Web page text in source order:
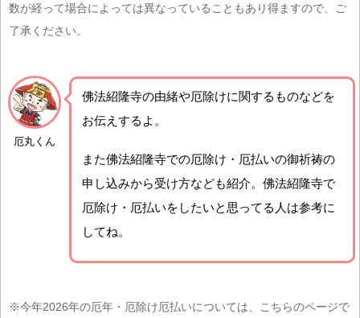
数が経って場合によっては異なっていることもあり得ますので、ご
了承ください。
厄丸くん
佛法紹隆寺の由緒や厄除けに関するものなどを
お伝えするよ。
また佛法紹隆寺での厄除け・厄払いの御祈祷の
申し込みから受け方なども紹介。佛法紹隆寺で
厄除け・厄払いをしたいと思ってる人は参考に
してね。
※今年2026年の厄年・厄除け厄払いについては、こちらのページで